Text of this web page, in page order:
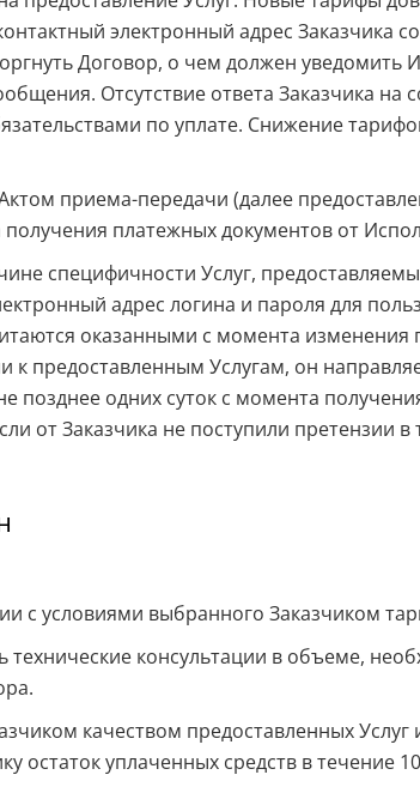
электронный адрес Заказчика
Договор, о чем должен уведомить
Отсутствие ответа Заказчика
по уплате. Снижение
приема-передачи (далее
платежных документов от
специфичности Услуг,
адрес логина и пароля для
оказанными с момента изменения
к предоставленным Услугам, он
одних суток с момента
от Заказчика не поступили претензии в
с условиями выбранного Заказчиком
технические консультации в объеме,
качеством предоставленных
остаток уплаченных средств в